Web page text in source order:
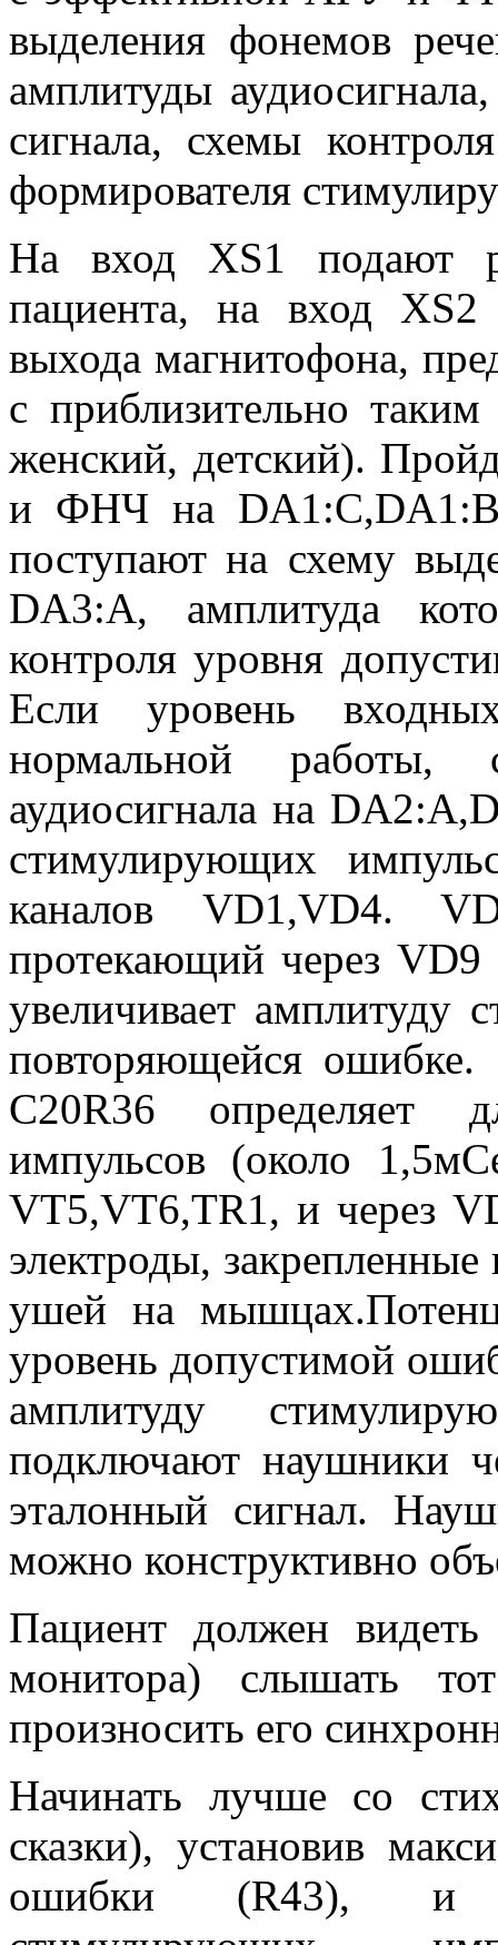
выделения фонемов
амплитуды
сигнала, схемы
формирователя
На вход XS1 подают
пациента, на вход
выхода магнитофона,
с приблизительно
женский, детский).
и ФНЧ на
поступают на схему
DA3:A, амплитуда
контроля уровня
Если уровень
нормальной работы,
аудиосигнала на
стимулирующих
каналов VD1,VD4.
протекающий через VD9
увеличивает амплитуду
повторяющейся
C20R36 определяет
импульсов (около
VT5,VT6,TR1, и через
электроды,
ушей на
уровень допустимой
амплитуду
подключают наушники
эталонный сигнал.
можно конструктивно
Пациент должен
монитора) слышать
произносить его
Начинать лучше со
сказки), установив
ошибки (R43), и